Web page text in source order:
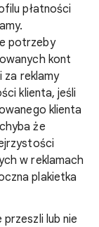
płatności
potrzeby
kont
za reklamy
klienta, jeśli
klienta
że
w reklamach
plakietka
lub nie